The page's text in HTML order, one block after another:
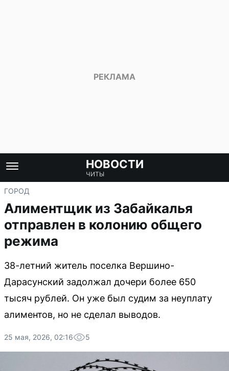
НОВОСТИ
ЧИТЫ
ГОРОД
Алиментщик из Забайкалья
отправлен в колонию общего
режима
38-летний житель поселка Вершино-
Дарасунский задолжал дочери более 650
тысяч рублей. Он уже был судим за неуплату
алиментов, но не сделал выводов.
25 мая, 2026, 02:16 5